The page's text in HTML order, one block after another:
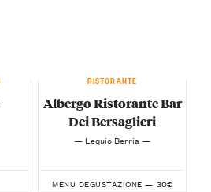
RISTORANTE
Albergo Ristorante Bar
Dei Bersaglieri
— Lequio Berria —
MENU DEGUSTAZIONE — 30€